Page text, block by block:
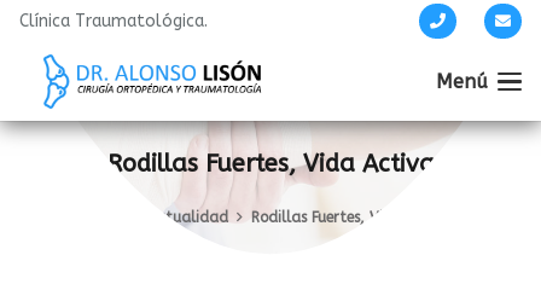
Clínica Traumatológica.
Menú
Rodillas Fuertes, Vida Activa
Actualidad Rodillas Fuertes, Vida Activa